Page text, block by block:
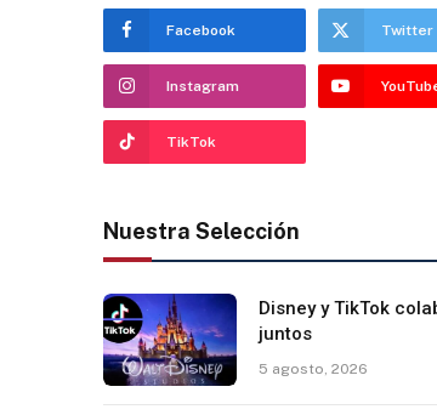
Facebook Twitter
Instagram
TikTok
Nuestra Selección
Disney y TikTok
juntos
5 agosto, 2026